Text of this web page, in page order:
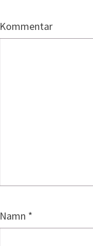
Kommentar
Namn *